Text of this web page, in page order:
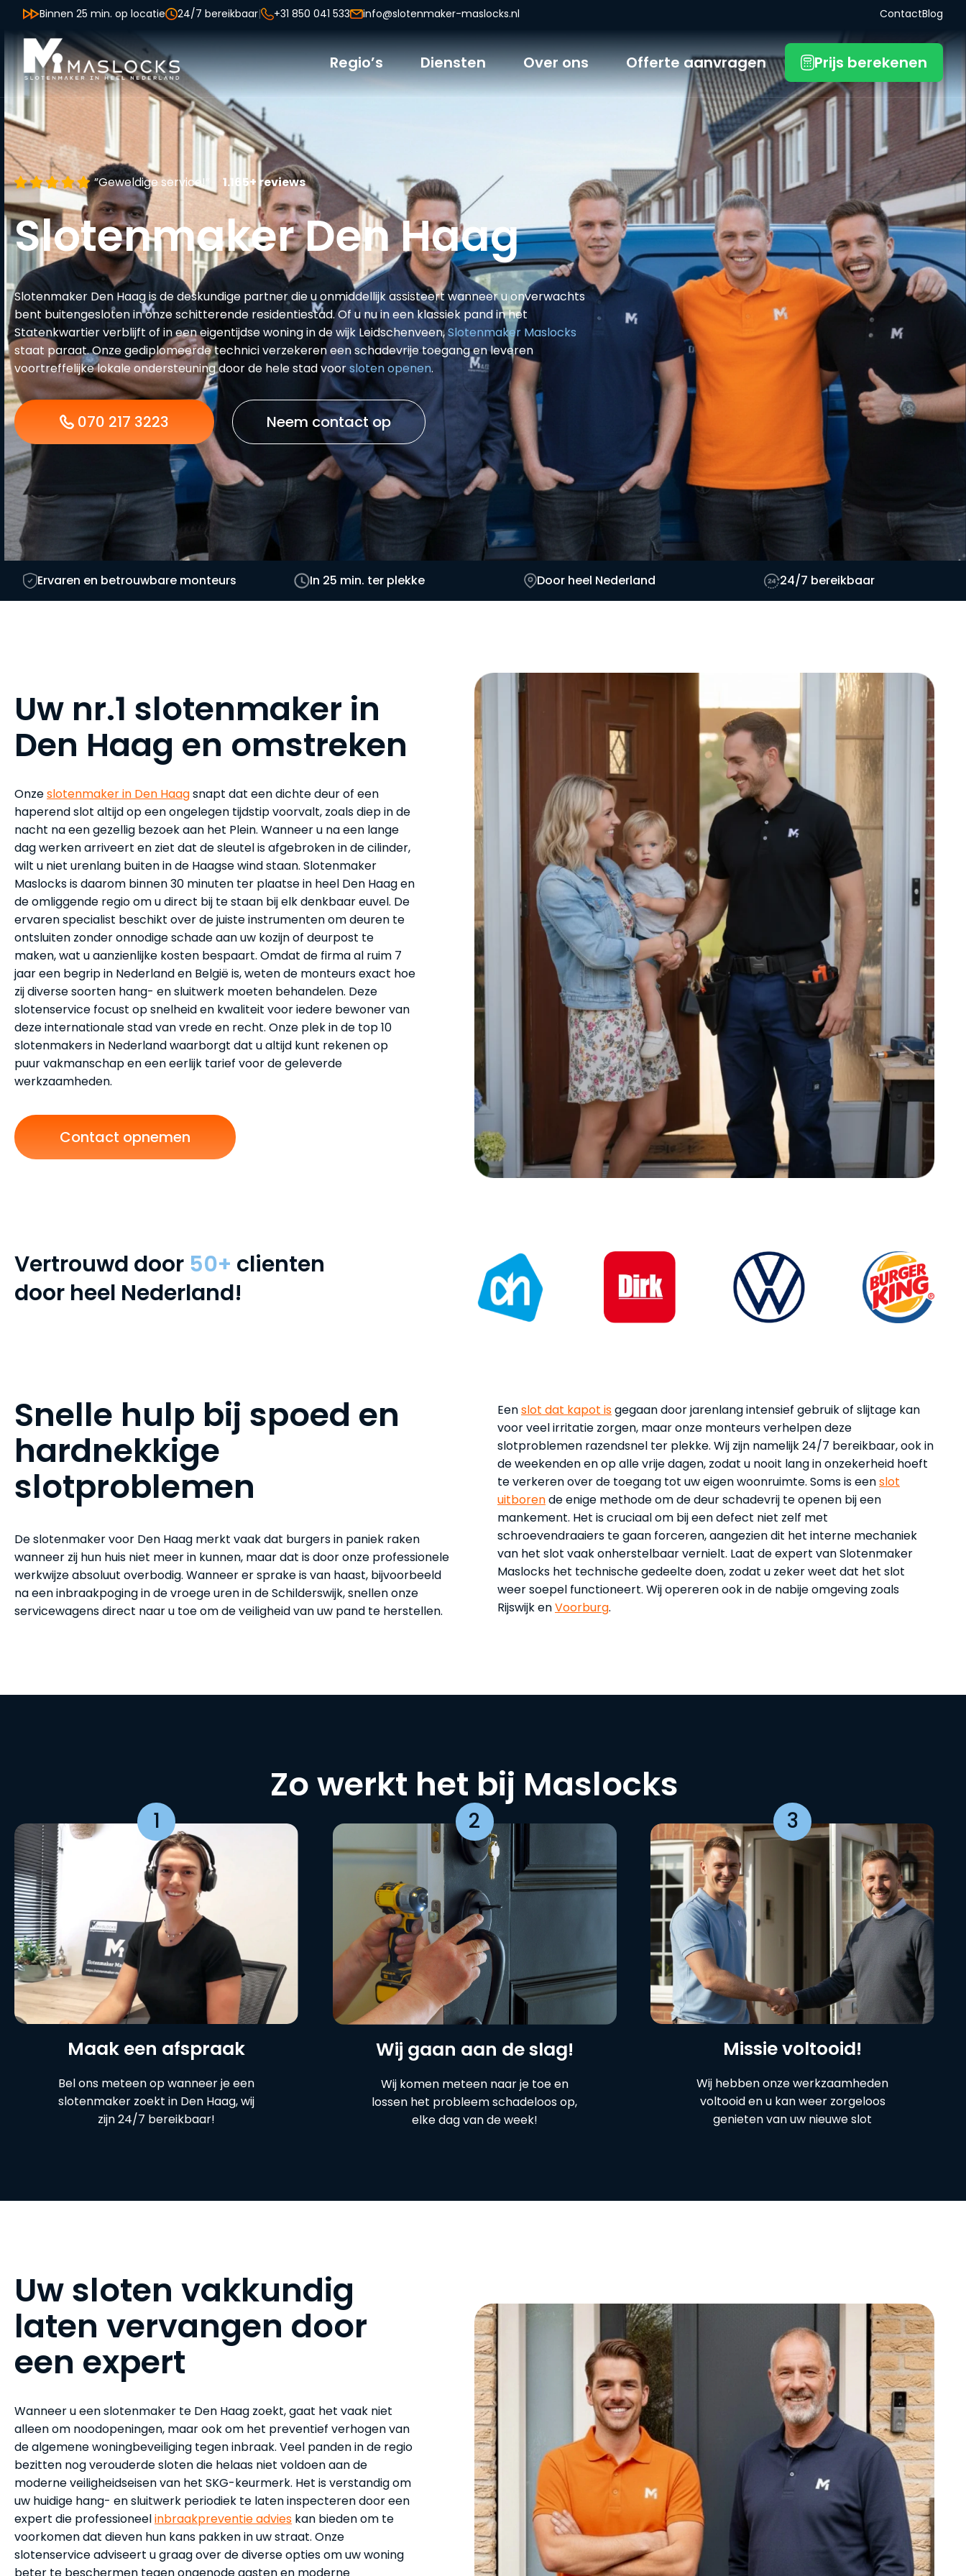
Binnen 25 min. op locatie 24/7 bereikbaar| +31 850 041 533 info@slotenmaker-maslocks.nl ContactBlog
Regio’s Diensten Over ons Offerte aanvragen Prijs berekenen
”Geweldige service!” 1.165+ reviews
Slotenmaker Den Haag
Slotenmaker Den Haag is de deskundige partner die u onmiddellijk assisteert wanneer u onverwachts
bent buitengesloten in onze schitterende residentiestad. Of u nu in een klassiek pand in het
Statenkwartier verblijft of in een eigentijdse woning in de wijk Leidschenveen,Slotenmaker Maslocks
staat paraat. Onze gediplomeerde technici verzekeren een schadevrije toegang en leveren
voortreffelijke lokale ondersteuning door de hele stad voorsloten openen.
070 217 3223 Neem contact op
Ervaren en betrouwbare monteurs In 25 min. ter plekke Door heel Nederland 24/7 bereikbaar
Uw nr.1 slotenmaker in
Den Haag en omstreken
Onzeslotenmaker in Den Haagsnapt dat een dichte deur of een
haperend slot altijd op een ongelegen tijdstip voorvalt, zoals diep in de
nacht na een gezellig bezoek aan het Plein. Wanneer u na een lange
dag werken arriveert en ziet dat de sleutel is afgebroken in de cilinder,
wilt u niet urenlang buiten in de Haagse wind staan. Slotenmaker
Maslocks is daarom binnen 30 minuten ter plaatse in heel Den Haag en
de omliggende regio om u direct bij te staan bij elk denkbaar euvel. De
ervaren specialist beschikt over de juiste instrumenten om deuren te
ontsluiten zonder onnodige schade aan uw kozijn of deurpost te
maken, wat u aanzienlijke kosten bespaart. Omdat de firma al ruim 7
jaar een begrip in Nederland en België is, weten de monteurs exact hoe
zij diverse soorten hang- en sluitwerk moeten behandelen. Deze
slotenservice focust op snelheid en kwaliteit voor iedere bewoner van
deze internationale stad van vrede en recht. Onze plek in de top 10
slotenmakers in Nederland waarborgt dat u altijd kunt rekenen op
puur vakmanschap en een eerlijk tarief voor de geleverde
werkzaamheden.
Contact opnemen
Vertrouwd door 50+ clienten
door heel Nederland!
Snelle hulp bij spoed en
hardnekkige
slotproblemen
De slotenmaker voor Den Haag merkt vaak dat burgers in paniek raken
wanneer zij hun huis niet meer in kunnen, maar dat is door onze professionele
werkwijze absoluut overbodig. Wanneer er sprake is van haast, bijvoorbeeld
na een inbraakpoging in de vroege uren in de Schilderswijk, snellen onze
servicewagens direct naar u toe om de veiligheid van uw pand te herstellen.
Eenslot dat kapot isgegaan door jarenlang intensief gebruik of slijtage kan
voor veel irritatie zorgen, maar onze monteurs verhelpen deze
slotproblemen razendsnel ter plekke. Wij zijn namelijk 24/7 bereikbaar, ook in
de weekenden en op alle vrije dagen, zodat u nooit lang in onzekerheid hoeft
te verkeren over de toegang tot uw eigen woonruimte. Soms is eenslot
uitborende enige methode om de deur schadevrij te openen bij een
mankement. Het is cruciaal om bij een defect niet zelf met
schroevendraaiers te gaan forceren, aangezien dit het interne mechaniek
van het slot vaak onherstelbaar vernielt. Laat de expert van Slotenmaker
Maslocks het technische gedeelte doen, zodat u zeker weet dat het slot
weer soepel functioneert. Wij opereren ook in de nabije omgeving zoals
Rijswijk enVoorburg.
Zo werkt het bij Maslocks
1
Maak een afspraak
Bel ons meteen op wanneer je een
slotenmaker zoekt in Den Haag, wij
zijn 24/7 bereikbaar!
2
Wij gaan aan de slag!
Wij komen meteen naar je toe en
lossen het probleem schadeloos op,
elke dag van de week!
3
Missie voltooid!
Wij hebben onze werkzaamheden
voltooid en u kan weer zorgeloos
genieten van uw nieuwe slot
Uw sloten vakkundig
laten vervangen door
een expert
Wanneer u een slotenmaker te Den Haag zoekt, gaat het vaak niet
alleen om noodopeningen, maar ook om het preventief verhogen van
de algemene woningbeveiliging tegen inbraak. Veel panden in de regio
bezitten nog verouderde sloten die helaas niet voldoen aan de
moderne veiligheidseisen van het SKG-keurmerk. Het is verstandig om
uw huidige hang- en sluitwerk periodiek te laten inspecteren door een
expert die professioneelinbraakpreventie advies kan bieden om te
voorkomen dat dieven hun kans pakken in uw straat. Onze
slotenservice adviseert u graag over de diverse opties om uw woning
beter te beschermen tegen ongenode gasten en moderne